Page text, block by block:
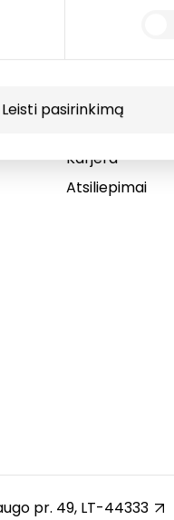
Leisti pasirinkimą
Akcijos
Karjera
Atsiliepimai
pr. 49, LT-44333